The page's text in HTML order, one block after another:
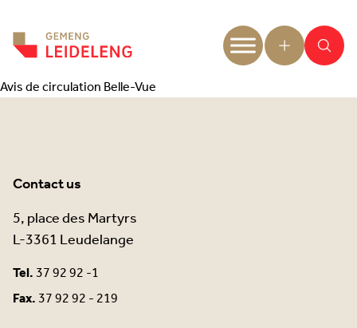
Avis de circulation Belle-Vue
Contact us
5, place des Martyrs
L-3361 Leudelange
Tel.37 92 92 -1
Fax.37 92 92 - 219